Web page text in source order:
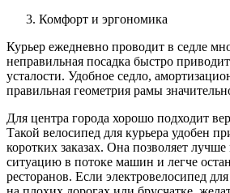
Комфорт и эргономика
Курьер ежедневно проводит в седле
неправильная посадка быстро
усталости. Удобное седло,
правильная геометрия рамы
Для центра города хорошо подходит
Такой велосипед для курьера удобен
коротких заказах. Она позволяет лучше
ситуацию в потоке машин и легче
ресторанов. Если электровелосипед